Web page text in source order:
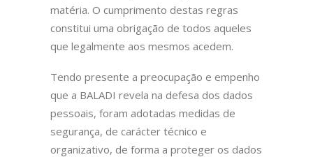
matéria. O cumprimento destas regras
constitui uma obrigação de todos aqueles
que legalmente aos mesmos acedem.
Tendo presente a preocupação e empenho
que a BALADI revela na defesa dos dados
pessoais, foram adotadas medidas de
segurança, de carácter técnico e
organizativo, de forma a proteger os dados